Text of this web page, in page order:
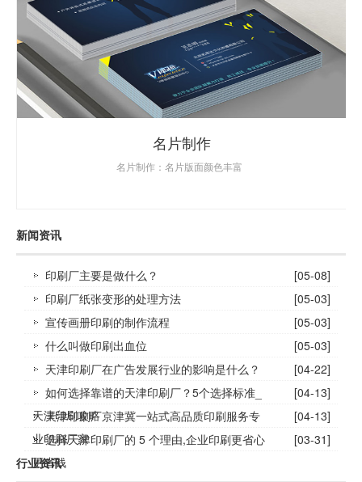
名片制作
名片制作：名片版面颜色丰富
新闻资讯
印刷厂主要是做什么？
[05-08]
印刷厂纸张变形的处理方法
[05-03]
宣传画册印刷的制作流程
[05-03]
什么叫做印刷出血位
[05-03]
天津印刷厂在广告发展行业的影响是什么？
[04-22]
如何选择靠谱的天津印刷厂？5个选择标准_
天津印刷攻略
[04-13]
天津印刷厂京津冀一站式高品质印刷服务专
业印刷厂家
[04-13]
选择天津印刷厂的 5 个理由,企业印刷更省心
更省钱
[03-31]
行业资讯